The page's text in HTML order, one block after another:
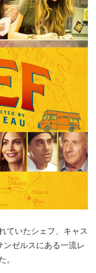
ていたシェフ、キャス
ゼルスにある一流レ
。